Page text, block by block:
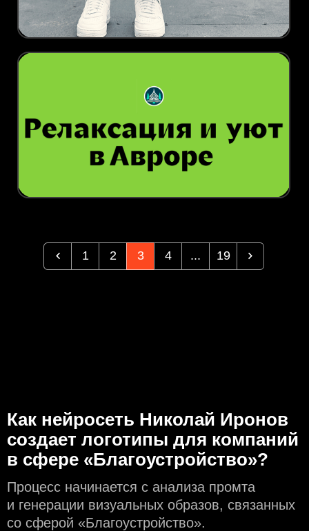
1 2 3 4 ... 19
Как нейросеть Николай Иронов
создаeт логотипы для компаний
в сфере «Благоустройство»?
Процесс начинается с анализа промта
и генерации визуальных образов, связанных
со сферой «Благоустройство».